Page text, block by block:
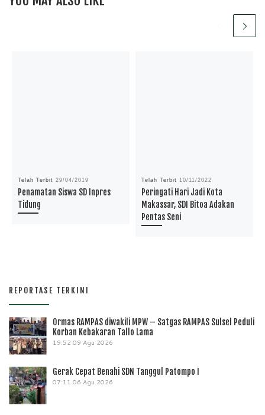
Telah Terbit29/04/2019
Penamatan Siswa SD Inpres
Tidung
Telah Terbit10/11/2022
Peringati Hari Jadi Kota
Makassar, SDI Bitoa Adakan
Pentas Seni
REPORTASE TERKINI
Ormas RAMPAS diwakili MPW – Satgas RAMPAS Sulsel Peduli
Korban Kebakaran Tallo Lama
19:52 09 Agu 2026
Gerak Cepat Benahi SDN Tanggul Patompo I
07:11 06 Agu 2026